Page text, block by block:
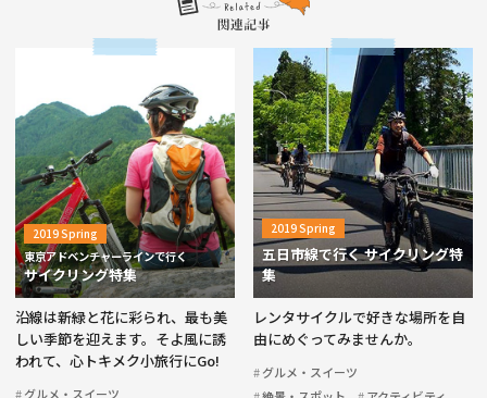
2019 Spring
東京アドベンチャーラインで行く
サイクリング特集
沿線は新緑と花に彩られ、最も美
しい季節を迎えます。そよ風に誘
われて、心トキメク小旅行にGo!
グルメ・スイーツ
2019 Spring
五日市線で行く サイクリング特
集
レンタサイクルで好きな場所を自
由にめぐってみませんか。
グルメ・スイーツ